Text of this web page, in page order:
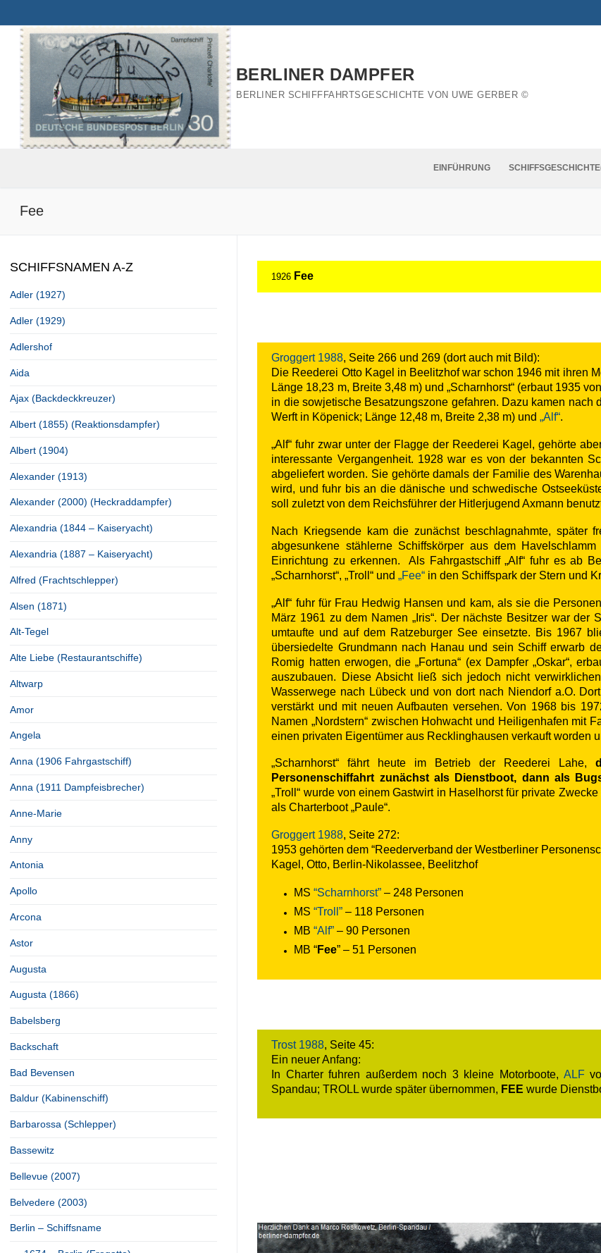
springen
BERLINER DAMPFER
BERLINER SCHIFFFAHRTSGESCHICHTE VON UWE GERBER ©
EINFÜHRUNG
Fee
1926 Fee
Groggert 1988, Seite 266 und 269 (dort auch mit Bild):
Die Reederei Otto Kagel in Beelitzhof war schon 1946 mit ihren
Länge 18,23 m, Breite 3,48 m) und „Scharnhorst“ (erbaut 1935
in die sowjetische Besatzungszone gefahren. Dazu kamen nach
Werft in Köpenick; Länge 12,48 m, Breite 2,38 m) und„Alf“.
„Alf“ fuhr zwar unter der Flagge der Reederei Kagel, gehörte
interessante Vergangenheit. 1928 war es von der bekannten
abgeliefert worden. Sie gehörte damals der Familie des
wird, und fuhr bis an die dänische und schwedische
soll zuletzt von dem Reichsführer der Hitlerjugend Axmann
Nach Kriegsende kam die zunächst beschlagnahmte,
abgesunkene stählerne Schiffskörper aus dem
Einrichtung zu erkennen. Als Fahrgastschiff „Alf“ fuhr es ab
„Scharnhorst“, „Troll“ und„Fee“ in den Schiffspark der Stern und
„Alf“ fuhr für Frau Hedwig Hansen und kam, als sie die
März 1961 zu dem Namen „Iris“. Der nächste Besitzer war der
umtaufte und auf dem Ratzeburger See einsetzte. Bis 1967
übersiedelte Grundmann nach Hanau und sein Schiff erwarb
Romig hatten erwogen, die „Fortuna“ (ex Dampfer „Oskar“,
auszubauen. Diese Absicht ließ sich jedoch nicht
Wasserwege nach Lübeck und von dort nach Niendorf a.O.
verstärkt und mit neuen Aufbauten versehen. Von 1968 bis
Namen „Nordstern“ zwischen Hohwacht und Heiligenhafen mit
einen privaten Eigentümer aus Recklinghausen verkauft worden
„Scharnhorst“ fährt heute im Betrieb der Reederei Lahe,
Personenschiffahrt zunächst als Dienstboot, dann als
„Troll“ wurde von einem Gastwirt in Haselhorst für private
als Charterboot „Paule“.
Groggert 1988, Seite 272:
1953 gehörten dem “Reederverband der Westberliner
Kagel, Otto, Berlin-Nikolassee, Beelitzhof
MS “Scharnhorst”– 248 Personen
MS “Troll”– 118 Personen
MB “Alf”– 90 Personen
MB “Fee” – 51 Personen
Trost 1988, Seite 45:
Ein neuer Anfang:
In Charter fuhren außerdem noch 3 kleine Motorboote, ALF
Spandau; TROLL wurde später übernommen, FEE wurde
SCHIFFSNAMEN A-Z
Adler (1927)
Adler (1929)
Adlershof
Aida
Ajax (Backdeckkreuzer)
Albert (1855) (Reaktionsdampfer)
Albert (1904)
Alexander (1913)
Alexander (2000) (Heckraddampfer)
Alexandria (1844 – Kaiseryacht)
Alexandria (1887 – Kaiseryacht)
Alfred (Frachtschlepper)
Alsen (1871)
Alt-Tegel
Alte Liebe (Restaurantschiffe)
Altwarp
Amor
Angela
Anna (1906 Fahrgastschiff)
Anna (1911 Dampfeisbrecher)
Anne-Marie
Anny
Antonia
Apollo
Arcona
Astor
Augusta
Augusta (1866)
Babelsberg
Backschaft
Bad Bevensen
Baldur (Kabinenschiff)
Barbarossa (Schlepper)
Bassewitz
Bellevue (2007)
Belvedere (2003)
Berlin – Schiffsname